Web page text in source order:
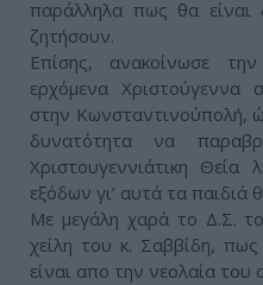
παράλληλα πως θα
ζητήσουν.
Επίσης, ανακοίνωσε
ερχόμενα Χριστούγεννα
στην Κωνσταντινούπολή,
δυνατότητα να
Χριστουγεννιάτικη
εξόδων γι’ αυτά τα παιδιά
Με μεγάλη χαρά το Δ.Σ.
χείλη του κ. Σαββίδη,
είναι απο την νεολαία